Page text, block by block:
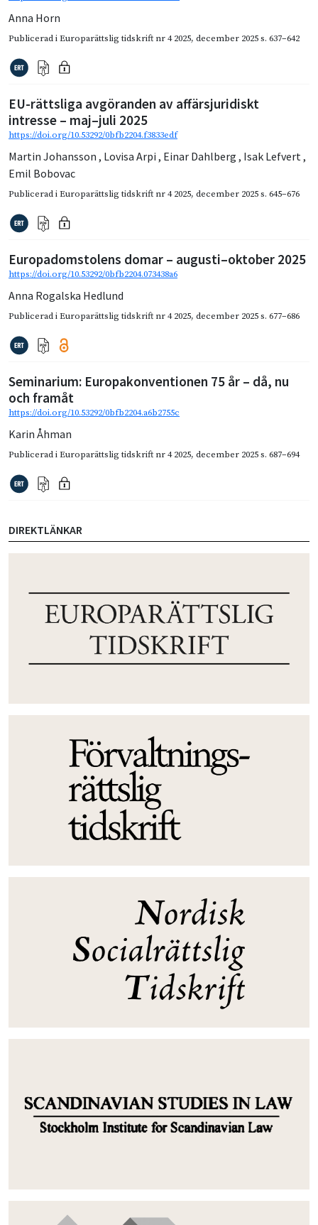
Anna Horn
Publicerad iEuroparättslig tidskrift nr 4 2025, december 2025s. 637–642
EU-rättsliga avgöranden av affärsjuridiskt
intresse – maj–juli 2025
https://doi.org/10.53292/0bfb2204.f3833edf
Martin Johansson , Lovisa Arpi , Einar Dahlberg , Isak Lefvert,
Emil Bobovac
Publicerad iEuroparättslig tidskrift nr 4 2025, december 2025s. 645–676
Europadomstolens domar – augusti–oktober 2025
https://doi.org/10.53292/0bfb2204.073438a6
Anna Rogalska Hedlund
Publicerad iEuroparättslig tidskrift nr 4 2025, december 2025s. 677–686
Seminarium: Europakonventionen 75 år – då, nu
och framåt
https://doi.org/10.53292/0bfb2204.a6b2755c
Karin Åhman
Publicerad iEuroparättslig tidskrift nr 4 2025, december 2025s. 687–694
DIREKTLÄNKAR